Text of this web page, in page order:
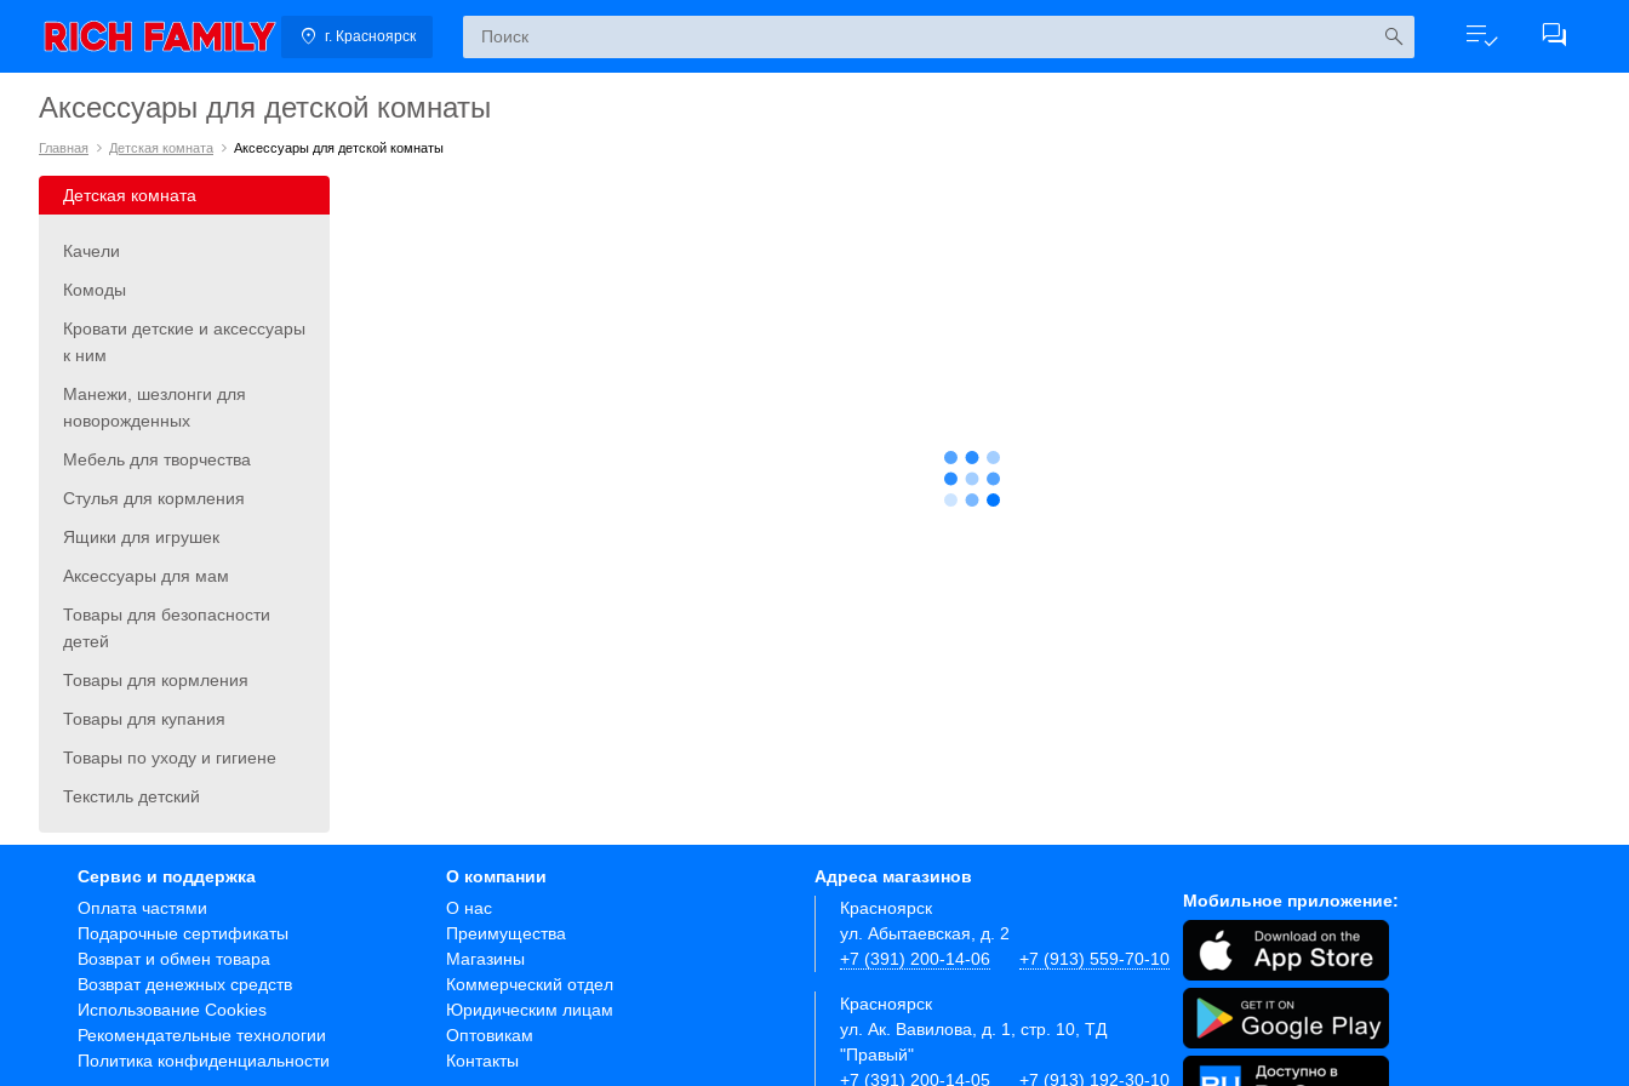
г. Красноярск
Аксессуары для детской комнаты
Главная Детская комната Аксессуары для детской комнаты
Детская комната
Качели
Комоды
Кровати детские и аксессуары
к ним
Манежи, шезлонги для
новорожденных
Мебель для творчества
Стулья для кормления
Ящики для игрушек
Аксессуары для мам
Товары для безопасности
детей
Товары для кормления
Товары для купания
Товары по уходу и гигиене
Текстиль детский
Сервис и поддержка
Оплата частями
Подарочные сертификаты
Возврат и обмен товара
Возврат денежных средств
Использование Cookies
Рекомендательные технологии
Политика конфиденциальности
О компании
О нас
Преимущества
Магазины
Коммерческий отдел
Юридическим лицам
Оптовикам
Контакты
Адреса магазинов
Красноярск
ул. Абытаевская, д. 2
+7 (391) 200-14-06
+7 (913) 559-70-10
Красноярск
ул. Ак. Вавилова, д. 1, стр. 10, ТД
"Правый"
+7 (391) 200-14-05
+7 (913) 192-30-10
Мобильное приложение: